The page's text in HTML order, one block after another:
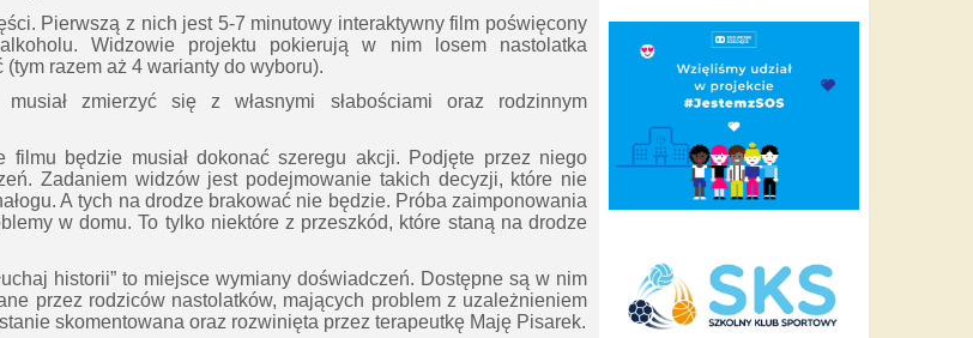
Pierwszą z nich jest 5-7 minutowy interaktywny film poświęcony
Widzowie projektu pokierują w nim losem nastolatka
razem aż 4 warianty do wyboru).
zmierzyć się z własnymi słabościami oraz rodzinnym
filmu będzie musiał dokonać szeregu akcji. Podjęte przez niego
Zadaniem widzów jest podejmowanie takich decyzji, które nie
A tych na drodze brakować nie będzie. Próba zaimponowania
w domu. To tylko niektóre z przeszkód, które staną na drodze
historii” to miejsce wymiany doświadczeń. Dostępne są w nim
przez rodziców nastolatków, mających problem z uzależnieniem
skomentowana oraz rozwinięta przez terapeutkę Maję Pisarek.